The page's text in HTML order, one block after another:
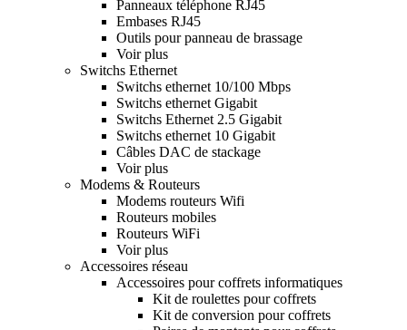
Panneaux téléphone RJ45
Embases RJ45
Outils pour panneau de brassage
Voir plus
Switchs Ethernet
Switchs ethernet 10/100 Mbps
Switchs ethernet Gigabit
Switchs Ethernet 2.5 Gigabit
Switchs ethernet 10 Gigabit
Câbles DAC de stackage
Voir plus
Modems & Routeurs
Modems routeurs Wifi
Routeurs mobiles
Routeurs WiFi
Voir plus
Accessoires réseau
Accessoires pour coffrets informatiques
Kit de roulettes pour coffrets
Kit de conversion pour coffrets